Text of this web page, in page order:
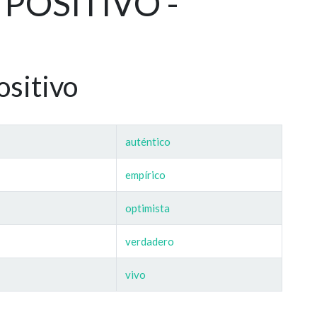
auténtico
empírico
optimista
verdadero
vivo